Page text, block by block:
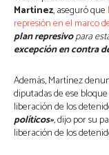
Martínez, aseguró que
represión en el marco
plan represivopara
excepción en contra
Además, Martínez
diputadas de ese
liberación de los
políticos»,dijo por su
liberación de los